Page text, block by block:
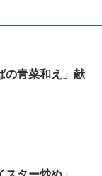
の青菜和え」献